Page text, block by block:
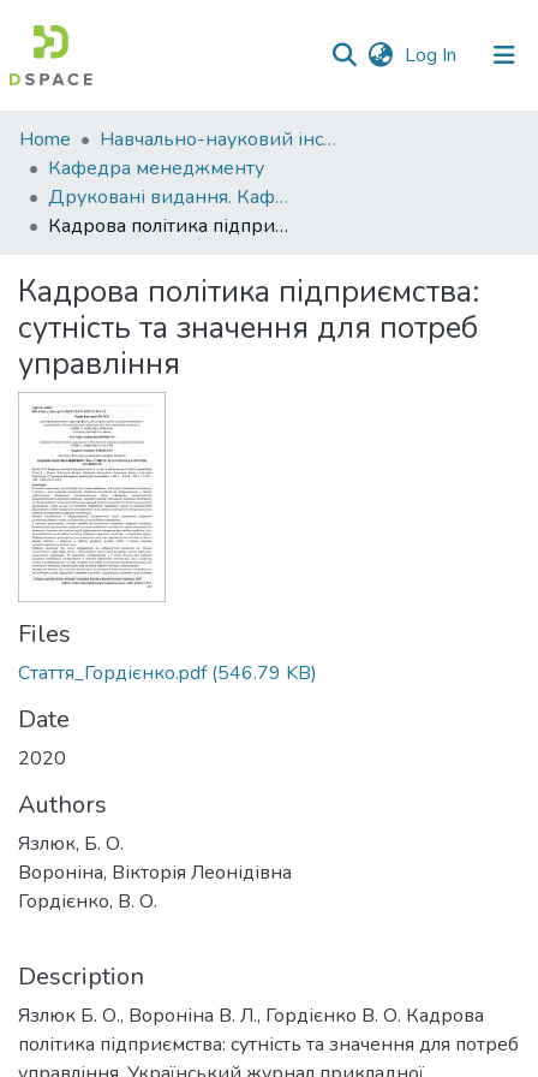
Log In (current)
Communities
&
Collections
All of DSpace
Statistics
Home
Навчально-науковий інститут економіки, управління, права та інформаційних технологій
Кафедра менеджменту
Друковані видання. Кафедра менеджменту ім. І.А. Маркіної
Кадрова політика підприємства: сутність та значення для потреб управління
Кадрова політика підприємства:
сутність та значення для потреб
управління
Files
Стаття_Гордієнко.pdf(546.79 KB)
Date
2020
Authors
Язлюк, Б. О.
Вороніна, Вікторія Леонідівна
Гордієнко, В. О.
Description
Язлюк Б. О., Вороніна В. Л., Гордієнко В. О. Кадрова
політика підприємства: сутність та значення для потреб